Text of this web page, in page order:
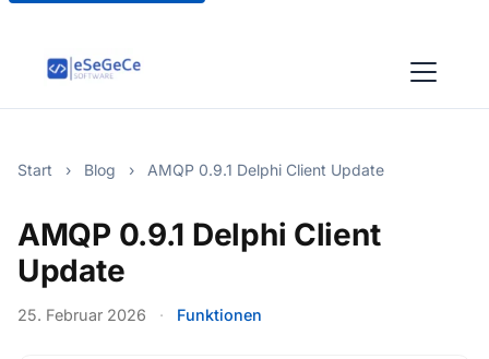
Start › Blog › AMQP 0.9.1 Delphi Client Update
AMQP 0.9.1 Delphi Client
Update
25. Februar 2026 · Funktionen